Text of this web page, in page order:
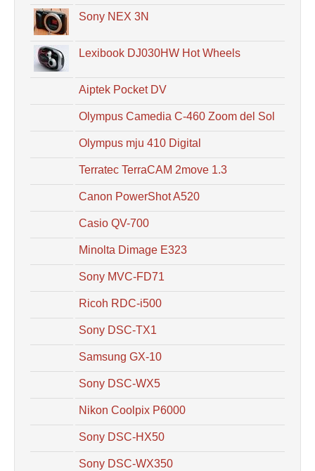
Sony NEX 3N
Lexibook DJ030HW Hot Wheels
Aiptek Pocket DV
Olympus Camedia C-460 Zoom del Sol
Olympus mju 410 Digital
Terratec TerraCAM 2move 1.3
Canon PowerShot A520
Casio QV-700
Minolta Dimage E323
Sony MVC-FD71
Ricoh RDC-i500
Sony DSC-TX1
Samsung GX-10
Sony DSC-WX5
Nikon Coolpix P6000
Sony DSC-HX50
Sony DSC-WX350